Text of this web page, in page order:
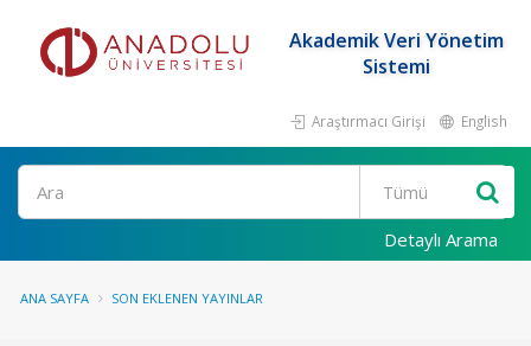
Akademik Veri Yönetim
Sistemi
Araştırmacı Girişi English
Ara
Detaylı Arama
ANA SAYFA SON EKLENEN YAYINLAR